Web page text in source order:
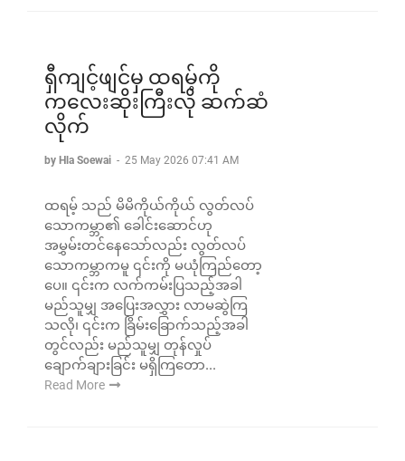
ရှီကျင့်ဖျင်မှ ထရမ့်ကို
ကလေးဆိုးကြီးလို ဆက်ဆံ
လိုက်
by Hla Soewai - 25 May 2026 07:41 AM
ထရမ့် သည် မိမိကိုယ်ကိုယ် လွတ်လပ်
သောကမ္ဘာ၏ ခေါင်းဆောင်ဟု
အမွှမ်းတင်နေသော်လည်း လွတ်လပ်
သောကမ္ဘာကမူ ၎င်းကို မယုံကြည်တော့
ပေ။ ၎င်းက လက်ကမ်းပြသည့်အခါ
မည်သူမျှ အပြေးအလွှား လာမဆွဲကြ
သလို၊ ၎င်းက ခြိမ်းခြောက်သည့်အခါ
တွင်လည်း မည်သူမျှ တုန်လှုပ်
ချောက်ချားခြင်း မရှိကြတော...
Read More